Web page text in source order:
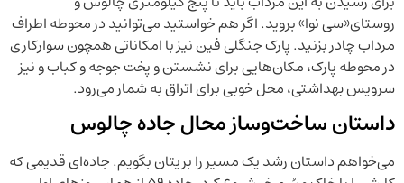
روستای«سی نوا» بروید. اگر هم خواستید می‌توانید در محوطه اطراف
مرداب چادر بزنید. پارک جنگلی فین نیز با امکاناتی همچون سوارکاری
در محوطه پارک، مکان‌هایی برای نشستن و پخت جوجه و کباب و نیز
سرویس بهداشتی، محل خوبی برای اتراق به شمار می‌رود.
داستان ساخت‌وساز محال جاده چالوس
می‌خواهم داستان رشد یک مسیر را بریتان بگویم. جاده‌ای قدیمی که